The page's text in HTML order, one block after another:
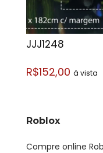
JJJ1248
R$152,00 á vista
Roblox
Compre online